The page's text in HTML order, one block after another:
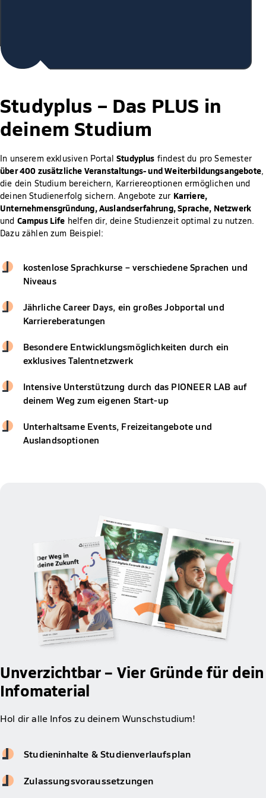
Studyplus – Das PLUS in
deinem Studium
In unserem exklusiven PortalStudyplus findest du pro Semester
über 400 zusätzliche Veranstaltungs- und Weiterbildungsangebote,
die dein Studium bereichern, Karriereoptionen ermöglichen und
deinen Studienerfolg sichern. Angebote zur Karriere,
Unternehmensgründung, Auslandserfahrung, Sprache, Netzwerk
und Campus Life helfen dir, deine Studienzeit optimal zu nutzen.
Dazu zählen zum Beispiel:
kostenlose Sprachkurse – verschiedene Sprachen und
Niveaus
Jährliche Career Days, ein großes Jobportal und
Karriereberatungen
Besondere Entwicklungsmöglichkeiten durch ein
exklusives Talentnetzwerk
Intensive Unterstützung durch das PIONEER LAB auf
deinem Weg zum eigenen Start-up
Unterhaltsame Events, Freizeitangebote und
Auslandsoptionen
Unverzichtbar – Vier Gründe für dein
Infomaterial
Hol dir alle Infos zu deinem Wunschstudium!
Studieninhalte & Studienverlaufsplan
Zulassungsvoraussetzungen